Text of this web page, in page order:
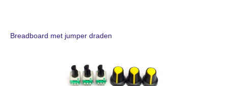
Breadboard met jumper draden